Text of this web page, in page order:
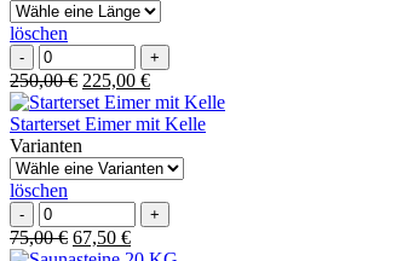
löschen
Fußbank
Menge
250,00€ Ursprünglicher
Preis
war:
225,00 €Aktueller
Preis
ist:
Starterset Eimer mit Kelle
Varianten
löschen
Starterset
Eimer
mit
75,00€ Ursprünglicher
67,50 €Aktueller